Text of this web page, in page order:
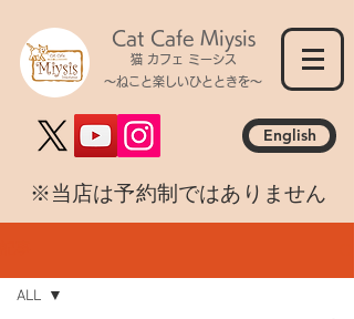
Cat Cafe Miysis
猫 カフェ ミーシス
～ねこと楽しいひとときを～
English
​※当店は予約制ではありません
ALL